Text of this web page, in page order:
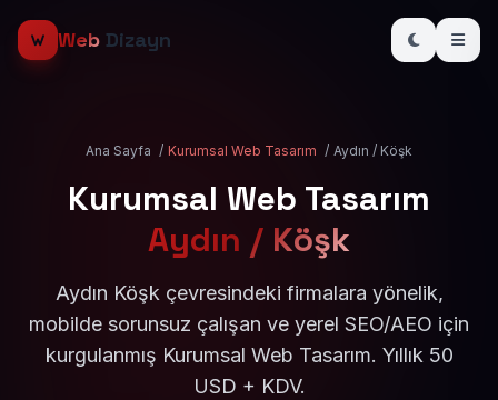
Web Dizayn
Ana Sayfa / Kurumsal Web Tasarım / Aydın / Köşk
Kurumsal Web Tasarım
Aydın / Köşk
Aydın Köşk çevresindeki firmalara yönelik,
mobilde sorunsuz çalışan ve yerel SEO/AEO için
kurgulanmış Kurumsal Web Tasarım. Yıllık 50
USD + KDV.